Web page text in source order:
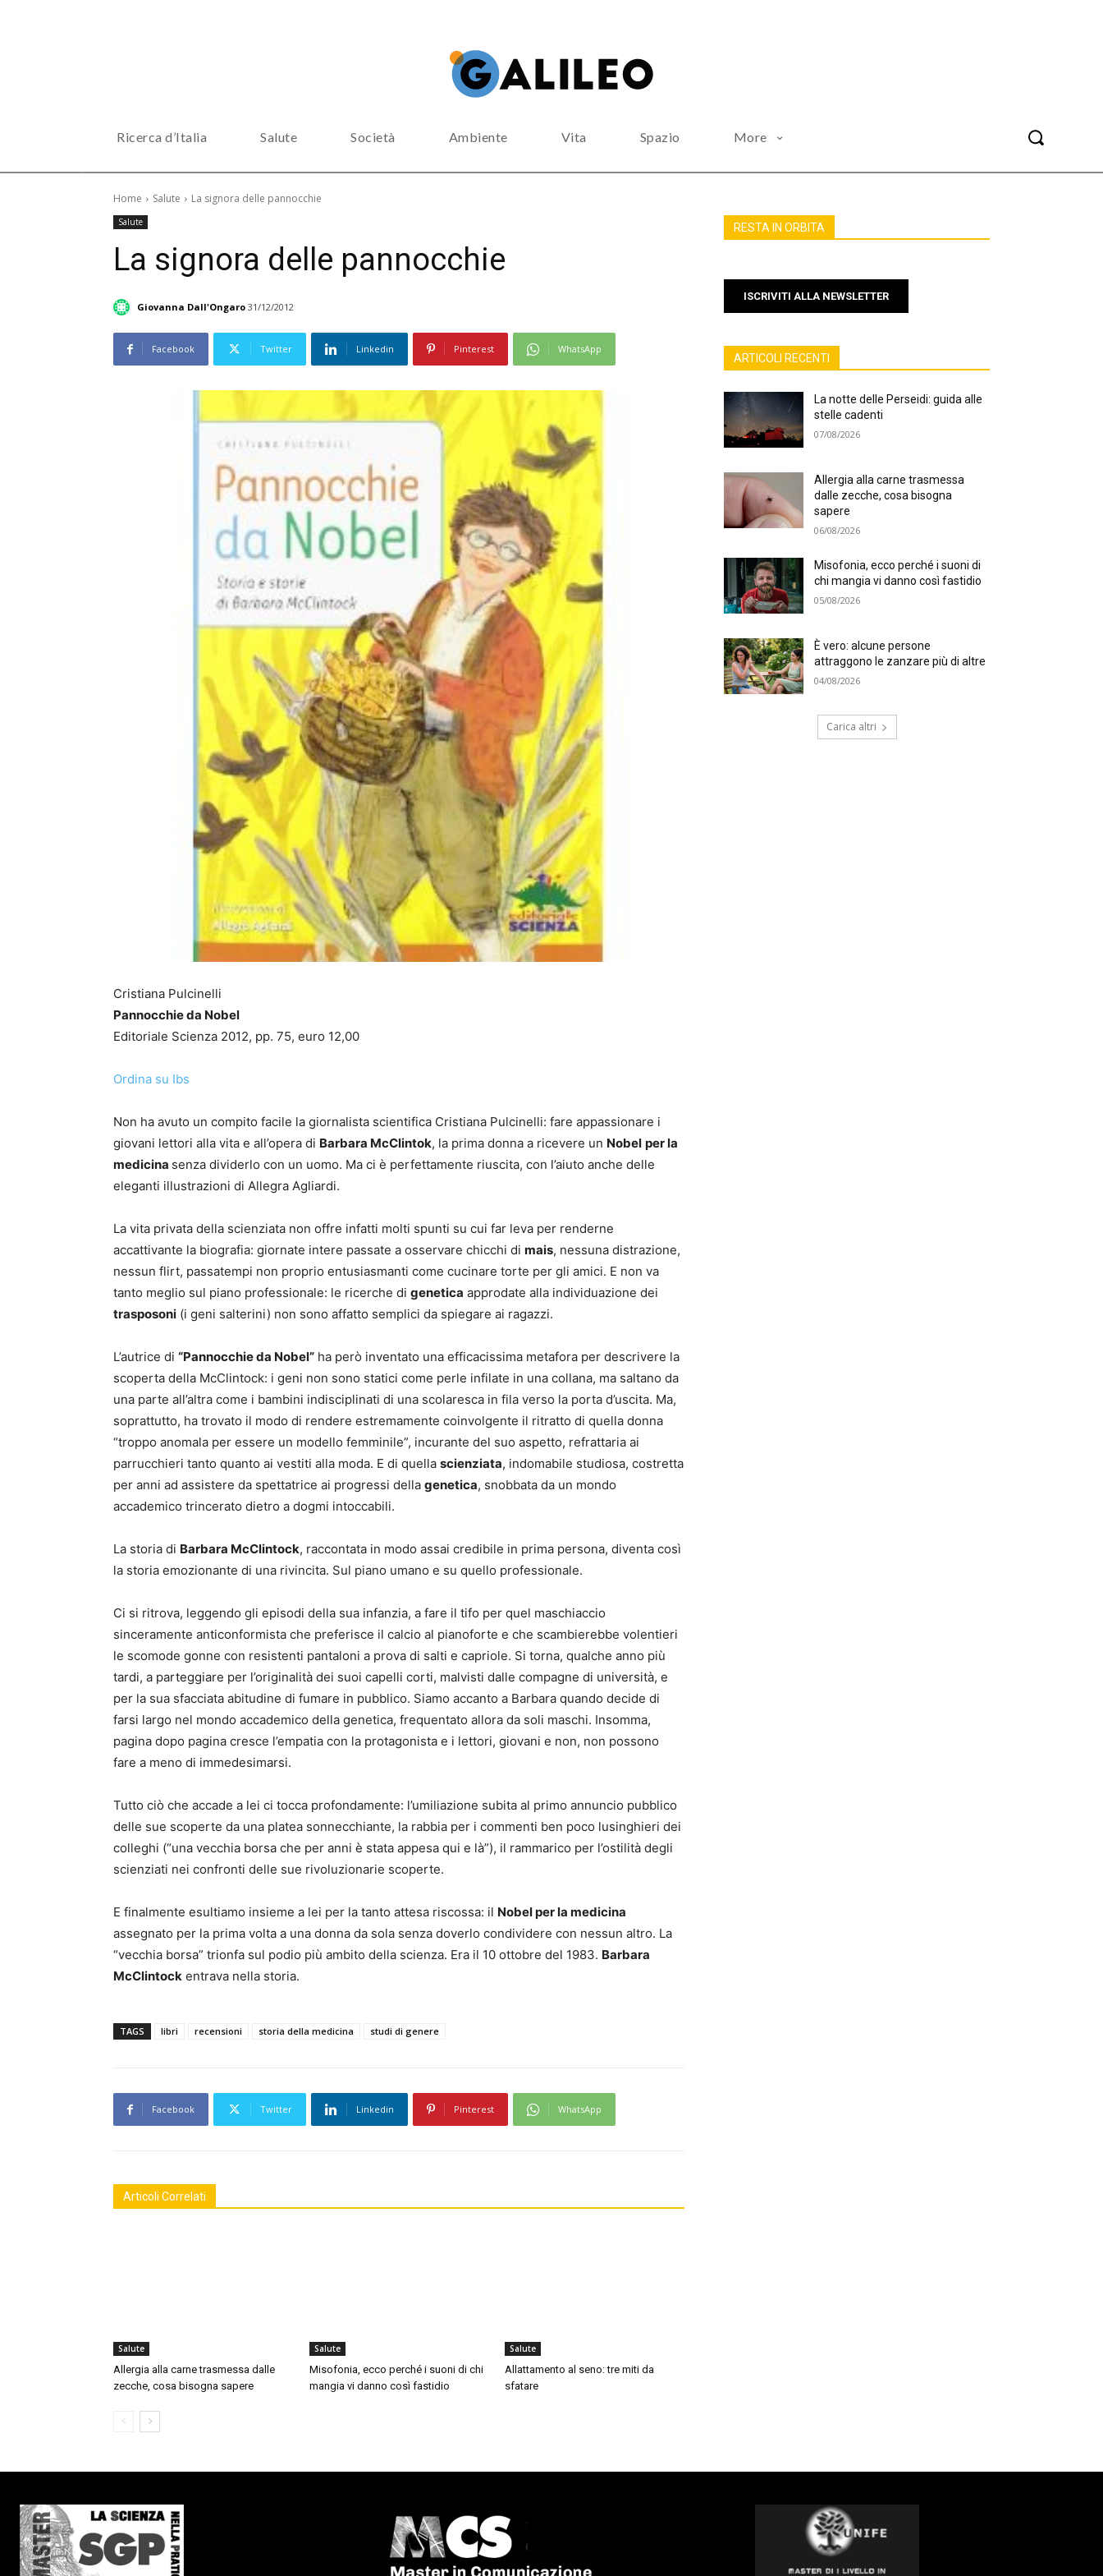
Ricerca d’Italia Salute Società Ambiente Vita Spazio More
Home Salute La signora delle pannocchie
Salute
La signora delle pannocchie
Giovanna Dall'Ongaro 31/12/2012
Facebook Twitter Linkedin Pinterest WhatsApp
Cristiana Pulcinelli
Pannocchie da Nobel
Editoriale Scienza 2012, pp. 75, euro 12,00
Ordina su Ibs
Non ha avuto un compito facile la giornalista scientifica Cristiana Pulcinelli: fare appassionare i
giovani lettori alla vita e all’opera di Barbara McClintok, la prima donna a ricevere un Nobel per la
medicina senza dividerlo con un uomo. Ma ci è perfettamente riuscita, con l’aiuto anche delle
eleganti illustrazioni di Allegra Agliardi.
La vita privata della scienziata non offre infatti molti spunti su cui far leva per renderne
accattivante la biografia: giornate intere passate a osservare chicchi di mais, nessuna distrazione,
nessun flirt, passatempi non proprio entusiasmanti come cucinare torte per gli amici. E non va
tanto meglio sul piano professionale: le ricerche di genetica approdate alla individuazione dei
trasposoni (i geni salterini) non sono affatto semplici da spiegare ai ragazzi.
L’autrice di “Pannocchie da Nobel” ha però inventato una efficacissima metafora per descrivere la
scoperta della McClintock: i geni non sono statici come perle infilate in una collana, ma saltano da
una parte all’altra come i bambini indisciplinati di una scolaresca in fila verso la porta d’uscita. Ma,
soprattutto, ha trovato il modo di rendere estremamente coinvolgente il ritratto di quella donna
“troppo anomala per essere un modello femminile”, incurante del suo aspetto, refrattaria ai
parrucchieri tanto quanto ai vestiti alla moda. E di quella scienziata, indomabile studiosa, costretta
per anni ad assistere da spettatrice ai progressi della genetica, snobbata da un mondo
accademico trincerato dietro a dogmi intoccabili.
La storia di Barbara McClintock, raccontata in modo assai credibile in prima persona, diventa così
la storia emozionante di una rivincita. Sul piano umano e su quello professionale.
Ci si ritrova, leggendo gli episodi della sua infanzia, a fare il tifo per quel maschiaccio
sinceramente anticonformista che preferisce il calcio al pianoforte e che scambierebbe volentieri
le scomode gonne con resistenti pantaloni a prova di salti e capriole. Si torna, qualche anno più
tardi, a parteggiare per l’originalità dei suoi capelli corti, malvisti dalle compagne di università, e
per la sua sfacciata abitudine di fumare in pubblico. Siamo accanto a Barbara quando decide di
farsi largo nel mondo accademico della genetica, frequentato allora da soli maschi. Insomma,
pagina dopo pagina cresce l’empatia con la protagonista e i lettori, giovani e non, non possono
fare a meno di immedesimarsi.
Tutto ciò che accade a lei ci tocca profondamente: l’umiliazione subita al primo annuncio pubblico
delle sue scoperte da una platea sonnecchiante, la rabbia per i commenti ben poco lusinghieri dei
colleghi (“una vecchia borsa che per anni è stata appesa qui e là”), il rammarico per l’ostilità degli
scienziati nei confronti delle sue rivoluzionarie scoperte.
E finalmente esultiamo insieme a lei per la tanto attesa riscossa: il Nobel per la medicina
assegnato per la prima volta a una donna da sola senza doverlo condividere con nessun altro. La
“vecchia borsa” trionfa sul podio più ambito della scienza. Era il 10 ottobre del 1983. Barbara
McClintock entrava nella storia.
TAGS libri recensioni storia della medicina studi di genere
Facebook Twitter Linkedin Pinterest WhatsApp
Articoli Correlati
Salute
Allergia alla carne trasmessa dalle
zecche, cosa bisogna sapere
Salute
Misofonia, ecco perché i suoni di chi
mangia vi danno così fastidio
Salute
Allattamento al seno: tre miti da
sfatare
RESTA IN ORBITA
ISCRIVITI ALLA NEWSLETTER
ARTICOLI RECENTI
La notte delle Perseidi: guida alle
stelle cadenti
07/08/2026
Allergia alla carne trasmessa
dalle zecche, cosa bisogna
sapere
06/08/2026
Misofonia, ecco perché i suoni di
chi mangia vi danno così fastidio
05/08/2026
È vero: alcune persone
attraggono le zanzare più di altre
04/08/2026
Carica altri